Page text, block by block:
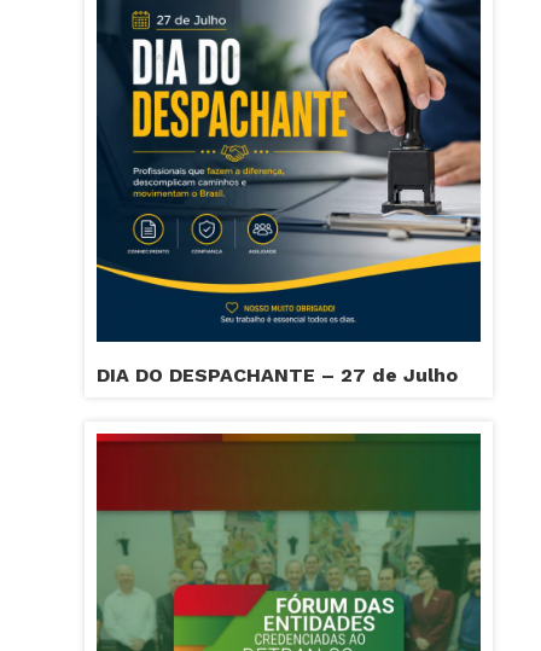
DIA DO DESPACHANTE – 27 de Julho